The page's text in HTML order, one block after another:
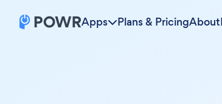
Apps Plans & PricingAbout